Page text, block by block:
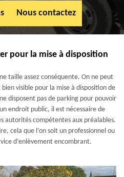
Nous contactez
pour la mise à disposition
taille assez conséquente. On ne peut
visible pour la mise à disposition de
disposent pas de parking pour pouvoir
endroit public, il est nécessaire de
autorités compétentes aux préalables.
cela que l’on soit un professionnel ou
d’enlèvement encombrant.